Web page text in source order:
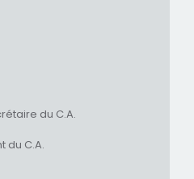
du C.A.
du C.A.